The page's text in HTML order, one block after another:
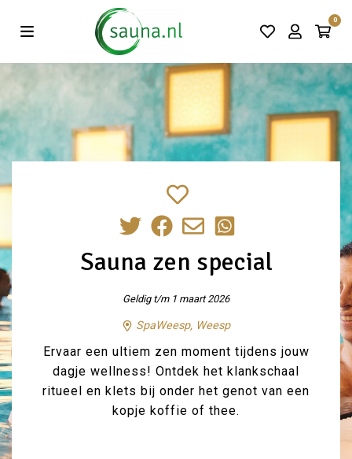
0
Vind de beste acties in één klik!
Sauna zen special
Geldig t/m 1 maart 2026
SpaWeesp, Weesp
Ervaar een ultiem zen moment tijdens jouw
dagje wellness! Ontdek het klankschaal
ritueel en klets bij onder het genot van een
kopje koffie of thee.